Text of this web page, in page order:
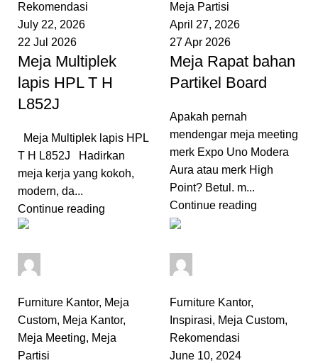
Rekomendasi
July 22, 2026
22 Jul 2026
Meja Multiplek
lapis HPL T H
L852J
Meja Multiplek lapis HPL
T H L852J Hadirkan
meja kerja yang kokoh,
modern, da...
Continue reading
Meja Partisi
April 27, 2026
27 Apr 2026
Meja Rapat bahan
Partikel Board
Apakah pernah
mendengar meja meeting
merk Expo Uno Modera
Aura atau merk High
Point? Betul. m...
Continue reading
Furniture Kantor, Meja
Custom, Meja Kantor,
Meja Meeting, Meja
Partisi
Furniture Kantor,
Inspirasi, Meja Custom,
Rekomendasi
June 10, 2024